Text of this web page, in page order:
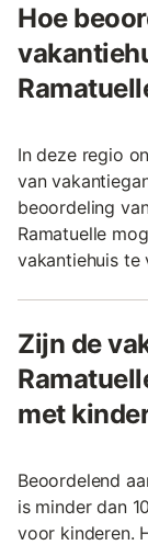
Hoe
In deze regio
van
beoordeling
Ramatuelle
vakantiehuis te
Zijn de
met
Beoordelend
is minder dan
voor kinderen.